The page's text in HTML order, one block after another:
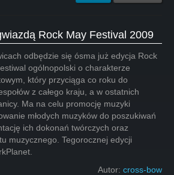
Rock May Festival 2009
odbędzie się ósma już edycja Rock
ogólnopolski o charakterze
który przyciąga co roku do
z całego kraju, a w ostatnich
Ma na celu promocję muzyki
młodych muzyków do poszukiwań
ich dokonań twórczych oraz
muzycznego. Tegorocznej edycji
Autor: cross-bow